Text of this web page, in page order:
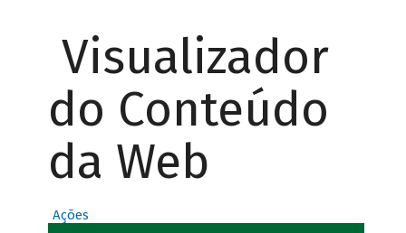
Visualizador
do Conteúdo
da Web
Ações